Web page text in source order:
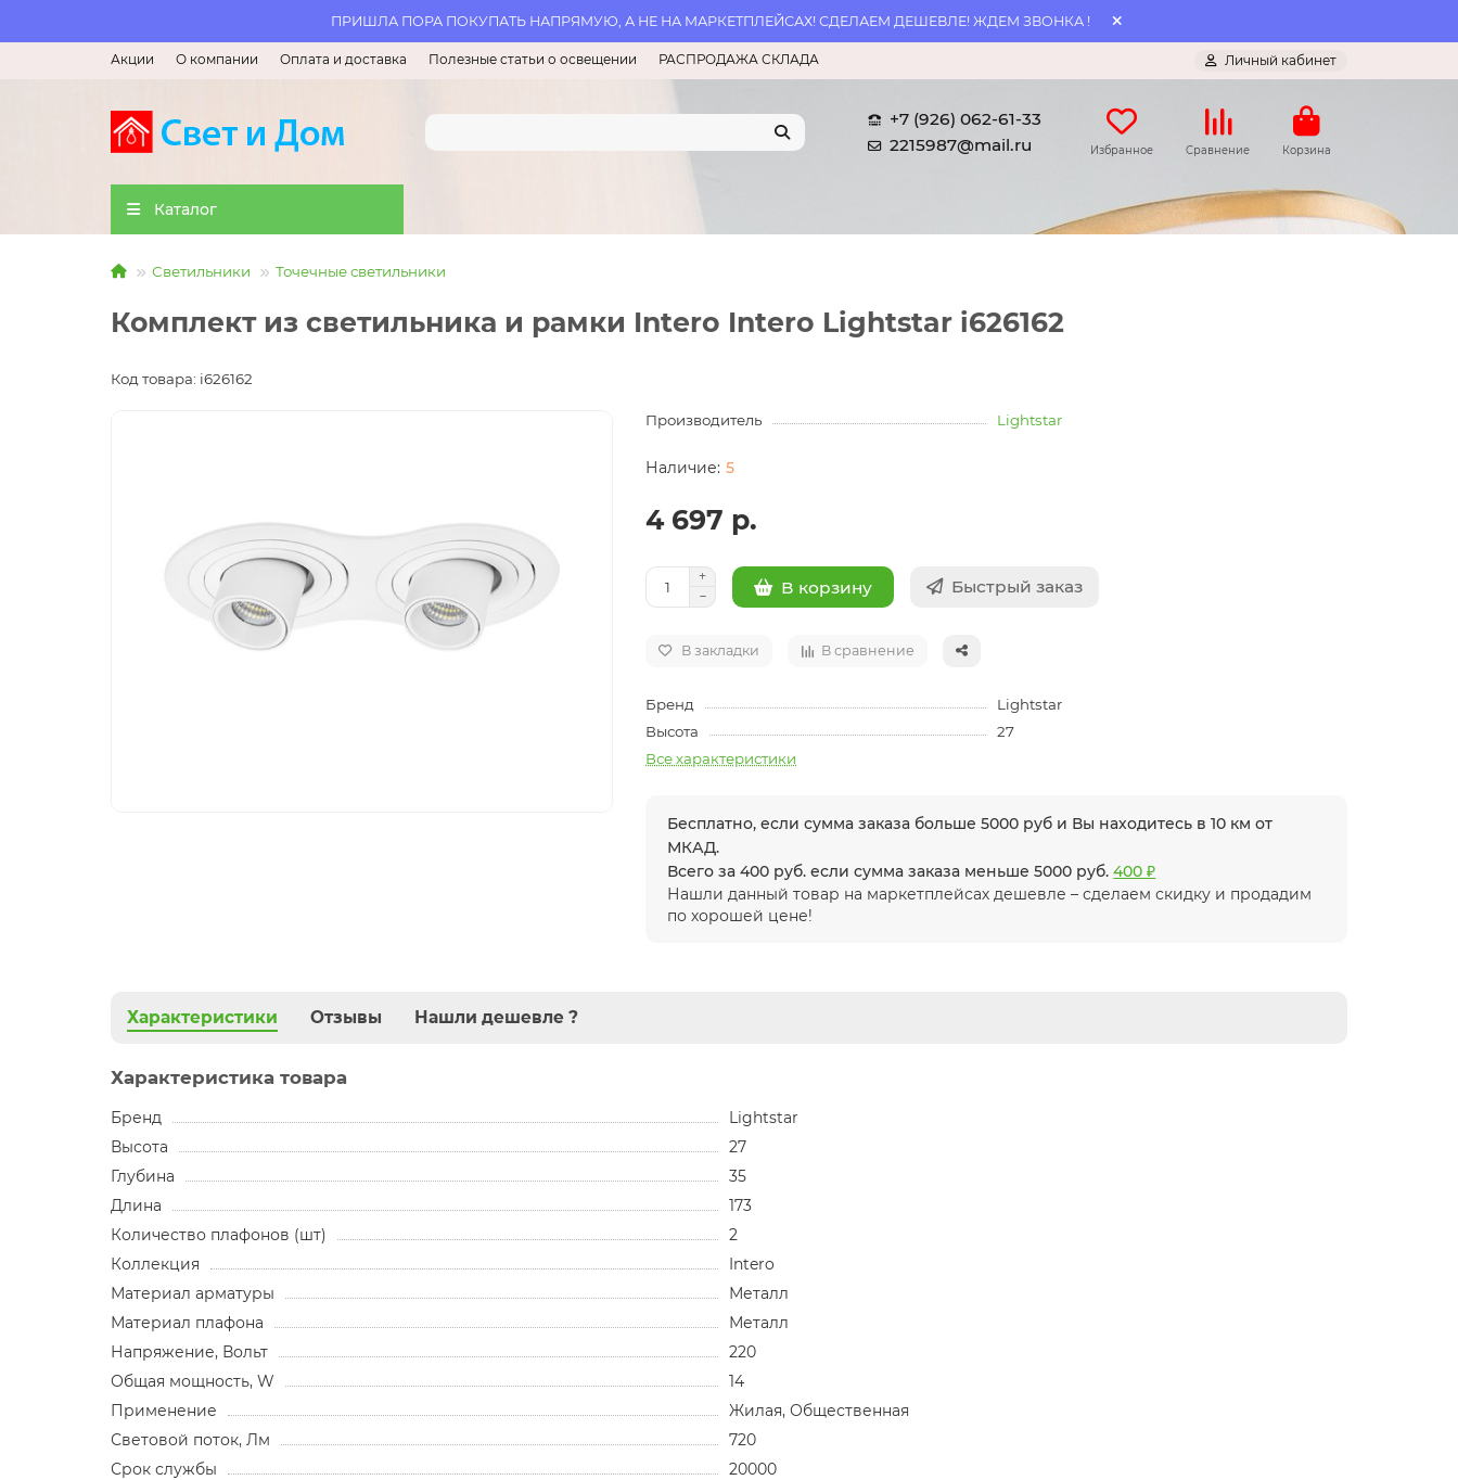
ПРИШЛА ПОРА ПОКУПАТЬ НАПРЯМУЮ, А НЕ НА МАРКЕТПЛЕЙСАХ! СДЕЛАЕМ ДЕШЕВЛЕ! ЖДЕМ ЗВОНКА !
Акции О компании Оплата и доставка Полезные статьи о освещении РАСПРОДАЖА СКЛАДА Личный кабинет
+7 (926) 062-61-33
2215987@mail.ru
Избранное Сравнение Корзина
Каталог
Светильники Точечные светильники
Комплект из светильника и рамки Intero Intero Lightstar i626162
Код товара: i626162
Производитель Lightstar
5
4 697 р.
В корзину Быстрый заказ
В закладки В сравнение
Бренд
Lightstar
Высота
27
Все характеристики
Бесплатно, если сумма заказа больше 5000 руб и Вы находитесь в 10 км от
МКАД.
Всего за 400 руб. если сумма заказа меньше 5000 руб.400 ₽
Нашли данный товар на маркетплейсах дешевле – сделаем скидку и продадим
по хорошей цене!
Характеристики Отзывы Нашли дешевле ?
Характеристика товара
Бренд
Lightstar
Высота
27
Глубина
35
Длина
173
Количество плафонов (шт)
2
Коллекция
Intero
Материал арматуры
Металл
Материал плафона
Металл
Напряжение, Вольт
220
Общая мощность, W
14
Применение
Жилая, Общественная
Световой поток, Лм
720
Срок службы
20000